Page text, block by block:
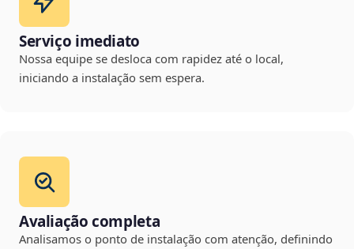
Serviço imediato
Nossa equipe se desloca com rapidez até o local,
iniciando a instalação sem espera.
Avaliação completa
Analisamos o ponto de instalação com atenção, definindo